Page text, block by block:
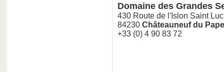
Domaine des Grandes
430 Route de l'Islon Saint Luc
84230 Châteauneuf du Pape
+33 (0) 4 90 83 72